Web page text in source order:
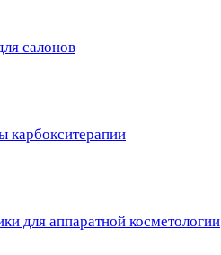
салонов
карбокситерапии
для аппаратной косметологии